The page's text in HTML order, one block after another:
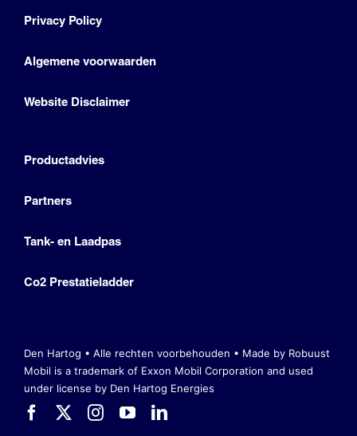
Privacy Policy
Algemene voorwaarden
Website Disclaimer
Productadvies
Partners
Tank- en Laadpas
Co2 Prestatieladder
Den Hartog • Alle rechten voorbehouden • Made by Robuust
Mobil is a trademark of Exxon Mobil Corporation and used
under license by Den Hartog Energies